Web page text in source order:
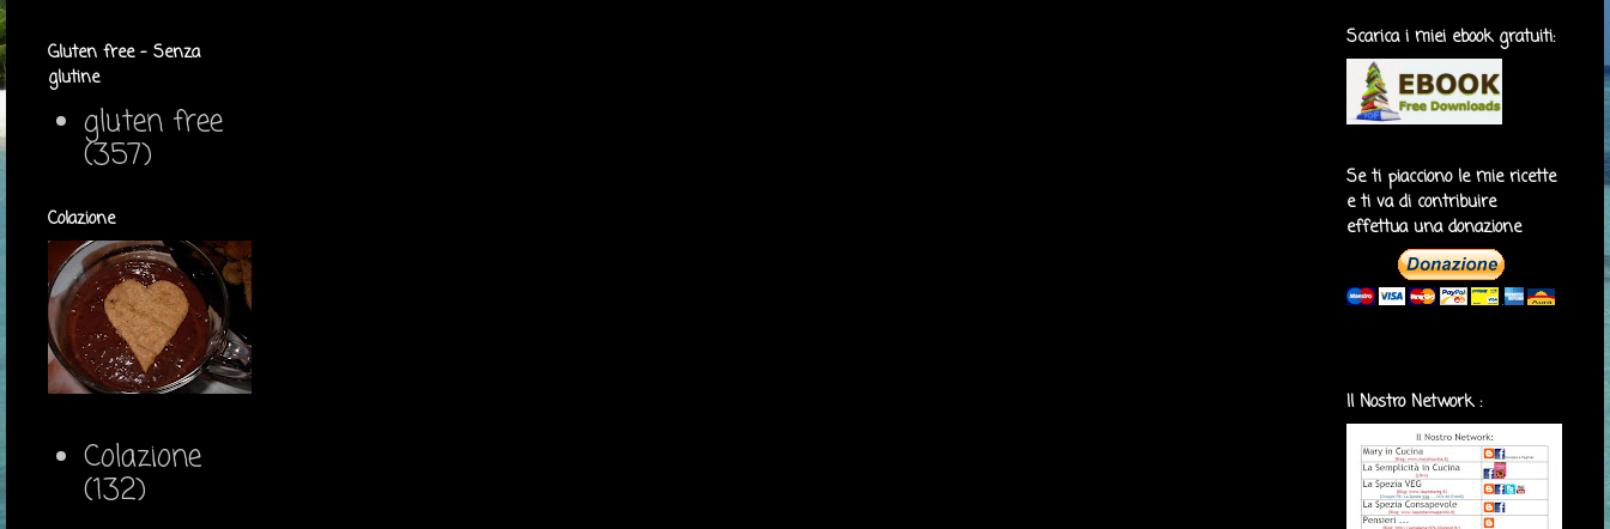
Gluten free - Senza
glutine
gluten free
(357)
Colazione
Colazione
(132)
Scarica i miei ebook gratuiti:
Se ti piacciono le mie ricette
e ti va di contribuire
effettua una donazione
Il Nostro Network :